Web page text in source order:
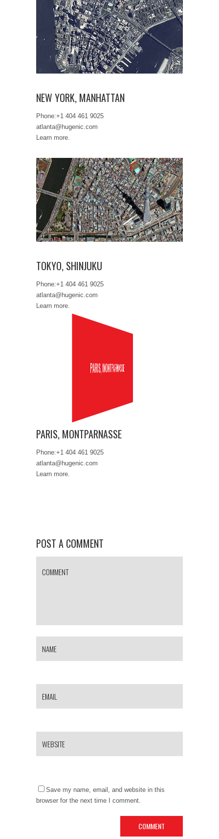
NEW YORK, MANHATTAN
NEW YORK, MANHATTAN
Phone:+1 404 461 9025
atlanta@hugenic.com
Learn more.
TOKYO, SHINJUKU
TOKYO, SHINJUKU
Phone:+1 404 461 9025
atlanta@hugenic.com
Learn more.
PARIS, MONTPARNASSE
PARIS, MONTPARNASSE
Phone:+1 404 461 9025
atlanta@hugenic.com
Learn more.
POST A COMMENT
Save my name, email, and website in this
browser for the next time I comment.